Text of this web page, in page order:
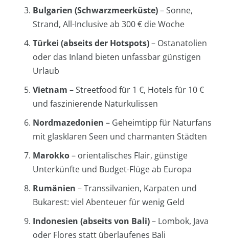
Bulgarien (Schwarzmeerküste)– Sonne,
Strand, All-Inclusive ab 300 € die Woche
Türkei (abseits der Hotspots)– Ostanatolien
oder das Inland bieten unfassbar günstigen
Urlaub
Vietnam – Streetfood für 1 €, Hotels für 10 €
und faszinierende Naturkulissen
Nordmazedonien – Geheimtipp für Naturfans
mit glasklaren Seen und charmanten Städten
Marokko– orientalisches Flair, günstige
Unterkünfte und Budget-Flüge ab Europa
Rumänien – Transsilvanien, Karpaten und
Bukarest: viel Abenteuer für wenig Geld
Indonesien (abseits von Bali)– Lombok, Java
oder Flores statt überlaufenes Bali